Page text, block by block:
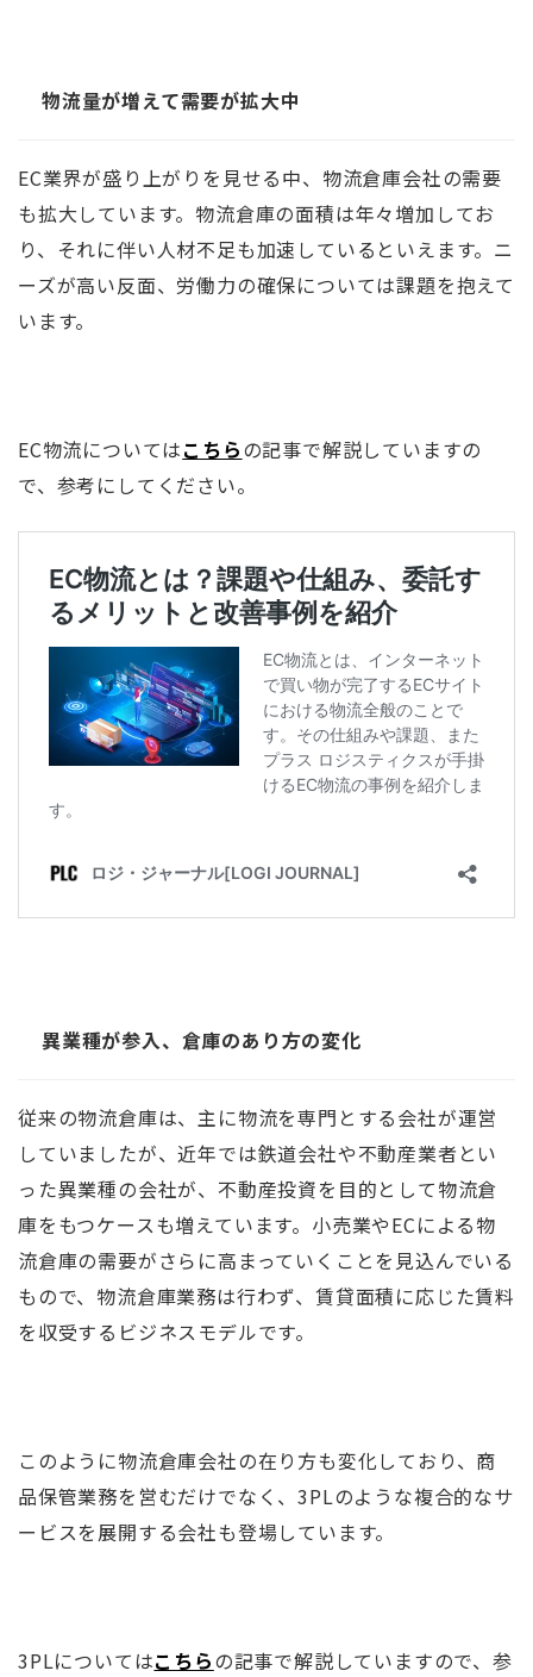
物流量が増えて需要が拡大中
EC業界が盛り上がりを見せる中、物流倉庫会社の需要
も拡大しています。物流倉庫の面積は年々増加してお
り、それに伴い人材不足も加速しているといえます。ニ
ーズが高い反面、労働力の確保については課題を抱えて
います。
EC物流についてはこちらの記事で解説していますの
で、参考にしてください。
異業種が参入、倉庫のあり方の変化
従来の物流倉庫は、主に物流を専門とする会社が運営
していましたが、近年では鉄道会社や不動産業者とい
った異業種の会社が、不動産投資を目的として物流倉
庫をもつケースも増えています。小売業やECによる物
流倉庫の需要がさらに高まっていくことを見込んでいる
もので、物流倉庫業務は行わず、賃貸面積に応じた賃料
を収受するビジネスモデルです。
このように物流倉庫会社の在り方も変化しており、商
品保管業務を営むだけでなく、3PLのような複合的なサ
ービスを展開する会社も登場しています。
3PLについてはこちらの記事で解説していますので、参